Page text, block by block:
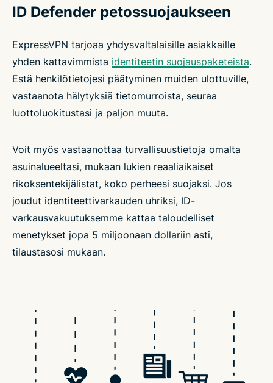
ID Defender petossuojaukseen
ExpressVPN tarjoaa yhdysvaltalaisille asiakkaille
yhden kattavimmista identiteetin suojauspaketeista.
Estä henkilötietojesi päätyminen muiden ulottuville,
vastaanota hälytyksiä tietomurroista, seuraa
luottoluokitustasi ja paljon muuta.
Voit myös vastaanottaa turvallisuustietoja omalta
asuinalueeltasi, mukaan lukien reaaliaikaiset
rikoksentekijälistat, koko perheesi suojaksi. Jos
joudut identiteettivarkauden uhriksi, ID-
varkausvakuutuksemme kattaa taloudelliset
menetykset jopa 5 miljoonaan dollariin asti,
tilaustasosi mukaan.